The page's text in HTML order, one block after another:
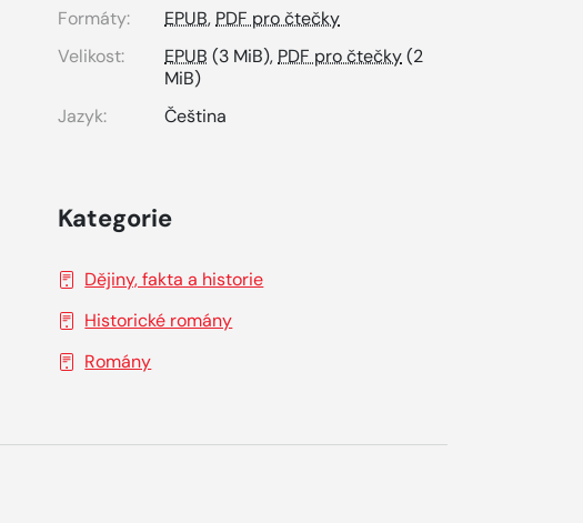
Formáty: EPUB,PDF pro čtečky
Velikost:
EPUB (3 MiB),PDF pro čtečky(2
MiB)
Jazyk:
Čeština
Kategorie
Dějiny, fakta a historie
Historické romány
Romány